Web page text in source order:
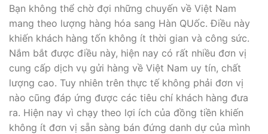
Bạn không thể chờ đợi những chuyến về Việt Nam
mang theo lượng hàng hóa sang Hàn QUốc. Điều này
khiến khách hàng tốn không ít thời gian và công sức.
Nắm bắt được điều này, hiện nay có rất nhiều đơn vị
cung cấp dịch vụ gửi hàng về Việt Nam uy tín, chất
lượng cao. Tuy nhiên trên thực tế không phải đơn vị
nào cũng đáp ứng được các tiêu chí khách hàng đưa
ra. Hiện nay vì chạy theo lợi ích của đồng tiền khiến
không ít đơn vị sẵn sàng bán đứng danh dự của mình